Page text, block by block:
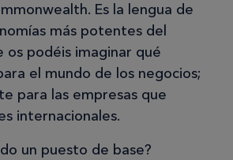
Es la lengua de
más potentes del
os podéis imaginar qué
el mundo de los negocios;
para las empresas que
internacionales.
un puesto de base?